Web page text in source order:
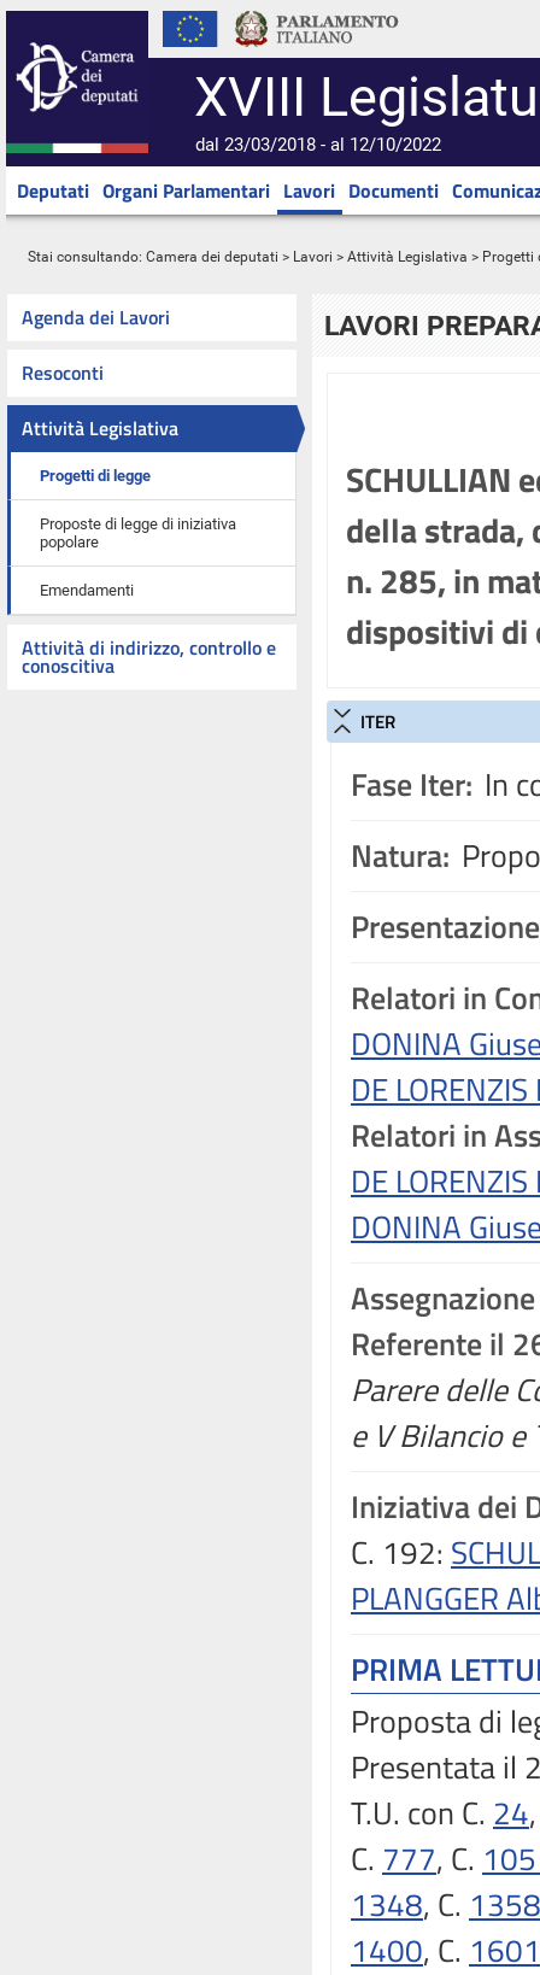
XVIII
dal 23/03/2018 - al 12/10/2022
Deputati Organi Parlamentari Lavori Documenti
Stai consultando: Camera dei deputati > Lavori > Attività Legislativa > Progetti
Agenda dei Lavori
Resoconti
Attività Legislativa
Progetti di legge
Proposte di legge di iniziativa
popolare
Emendamenti
Attività di indirizzo, controllo e
conoscitiva
LAVORI
della strada,
n. 285, in
dispositivi di
ITER
Fase Iter: In
Natura:
Relatori in
DONINA
DE
Relatori in
DE
DONINA
Assegnazione
Referente il
Parere delle
e V Bilancio e
Iniziativa dei
C. 192:
PLANGGER
PRIMA
Proposta di
Presentata il
T.U. con C. 24
C. 777, C.
1348, C. 1358
1400, C. 1601